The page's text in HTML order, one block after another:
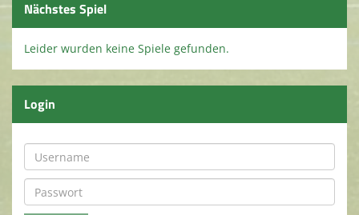
Fanshop
Kontaktformular
Nostalgie
RSV Report
Spielstätten
Terminkalender
Kirmes 2026
Nächstes Spiel
Leider wurden keine Spiele gefunden.
Login